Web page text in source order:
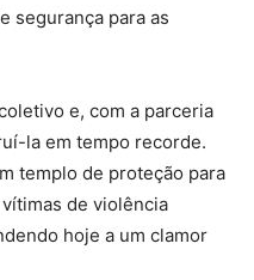
segurança para as
e, com a parceria
la em tempo recorde.
templo de proteção para
de violência
hoje a um clamor